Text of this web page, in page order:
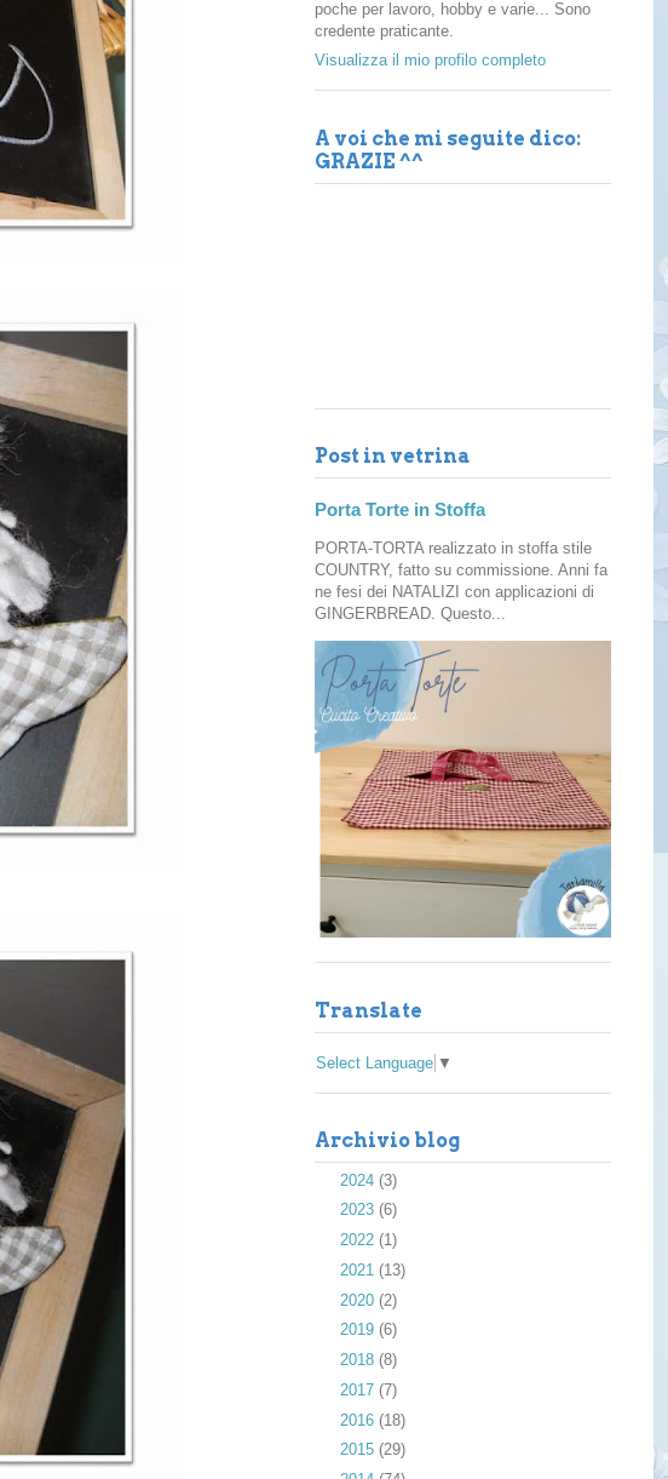
poche per lavoro, hobby e varie... Sono
credente praticante.
Visualizza il mio profilo completo
A voi che mi seguite dico:
GRAZIE ^^
Post in vetrina
Porta Torte in Stoffa
PORTA-TORTA realizzato in stoffa stile
COUNTRY, fatto su commissione. Anni fa
ne fesi dei NATALIZI con applicazioni di
GINGERBREAD. Questo...
Translate
Select Language ▼
Archivio blog
2024 (3)
2023 (6)
2022 (1)
2021 (13)
2020 (2)
2019 (6)
2018 (8)
2017 (7)
2016 (18)
2015 (29)